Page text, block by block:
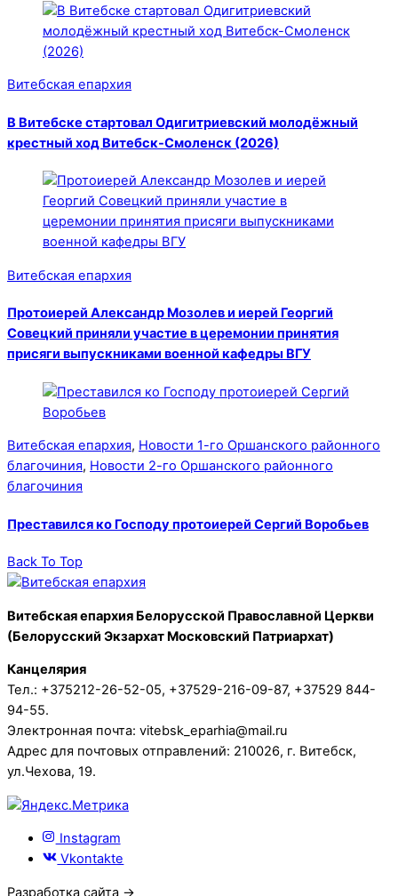
Витебская епархия
В Витебске стартовал Одигитриевский молодёжный
крестный ход Витебск-Смоленск (2026)
Витебская епархия
Протоиерей Александр Мозолев и иерей Георгий
Совецкий приняли участие в церемонии принятия
присяги выпускниками военной кафедры ВГУ
Витебская епархия, Новости 1-го Оршанского районного
благочиния, Новости 2-го Оршанского районного
благочиния
Преставился ко Господу протоиерей Сергий Воробьев
Back To Top
Витебская епархия Белорусской Православной Церкви
(Белорусский Экзархат Московский Патриархат)
Канцелярия
Тел.: +375212-26-52-05, +37529-216-09-87, +37529 844-
94-55.
Электронная почта: vitebsk_eparhia@mail.ru
Адрес для почтовых отправлений: 210026, г. Витебск,
ул.Чехова, 19.
Instagram
Vkontakte
Разработка сайта →